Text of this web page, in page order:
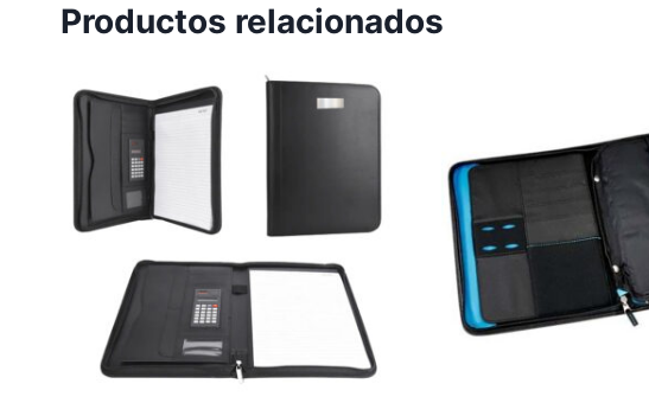
Productos relacionados